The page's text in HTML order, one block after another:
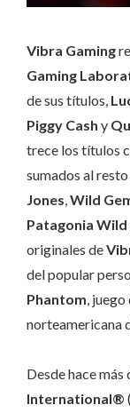
Vibra Gaming
Gaming
de sus títulos,
Piggy Cash y
trece los títulos
sumados al
Jones Wild
Patagonia Wild
originales de
del popular
Phantom ,
norteamericana
Desde hace más
International®